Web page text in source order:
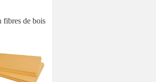
fibres de bois